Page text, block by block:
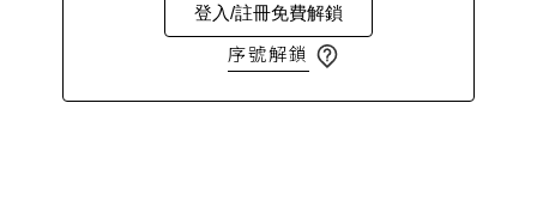
登入/註冊免費解鎖
序號解鎖